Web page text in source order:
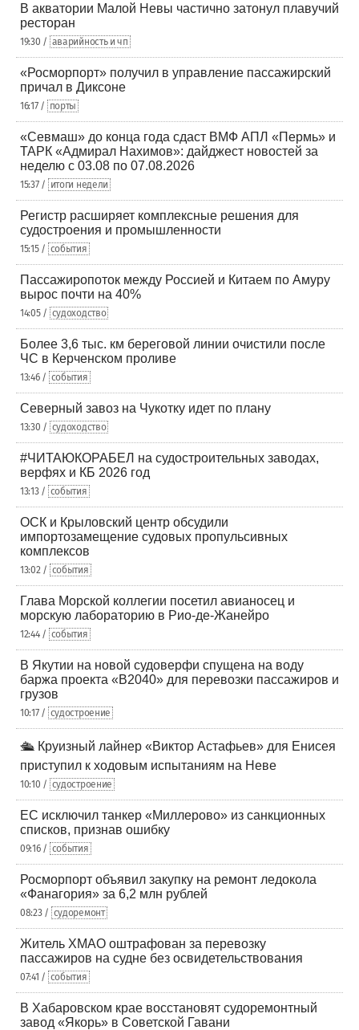
В акватории Малой Невы частично затонул плавучий
ресторан
19:30 / аварийность и чп
«Росморпорт» получил в управление пассажирский
причал в Диксоне
16:17 / порты
«Севмаш» до конца года сдаст ВМФ АПЛ «Пермь» и
ТАРК «Адмирал Нахимов»: дайджест новостей за
неделю с 03.08 по 07.08.2026
15:37 / итоги недели
Регистр расширяет комплексные решения для
судостроения и промышленности
15:15 / события
Пассажиропоток между Россией и Китаем по Амуру
вырос почти на 40%
14:05 / судоходство
Более 3,6 тыс. км береговой линии очистили после
ЧС в Керченском проливе
13:46 / события
Северный завоз на Чукотку идет по плану
13:30 / судоходство
#ЧИТАЮКОРАБЕЛ на судостроительных заводах,
верфях и КБ 2026 год
13:13 / события
ОСК и Крыловский центр обсудили
импортозамещение судовых пропульсивных
комплексов
13:02 / события
Глава Морской коллегии посетил авианосец и
морскую лабораторию в Рио-де-Жанейро
12:44 / события
В Якутии на новой судоверфи спущена на воду
баржа проекта «В2040» для перевозки пассажиров и
грузов
10:17 / судостроение
🛳️ Круизный лайнер «Виктор Астафьев» для Енисея
приступил к ходовым испытаниям на Неве
10:10 / судостроение
ЕС исключил танкер «Миллерово» из санкционных
списков, признав ошибку
09:16 / события
Росморпорт объявил закупку на ремонт ледокола
«Фанагория» за 6,2 млн рублей
08:23 / судоремонт
Житель ХМАО оштрафован за перевозку
пассажиров на судне без освидетельствования
07:41 / события
В Хабаровском крае восстановят судоремонтный
завод «Якорь» в Советской Гавани